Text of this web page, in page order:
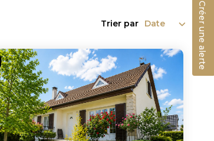
Créer une alerte
Trier par